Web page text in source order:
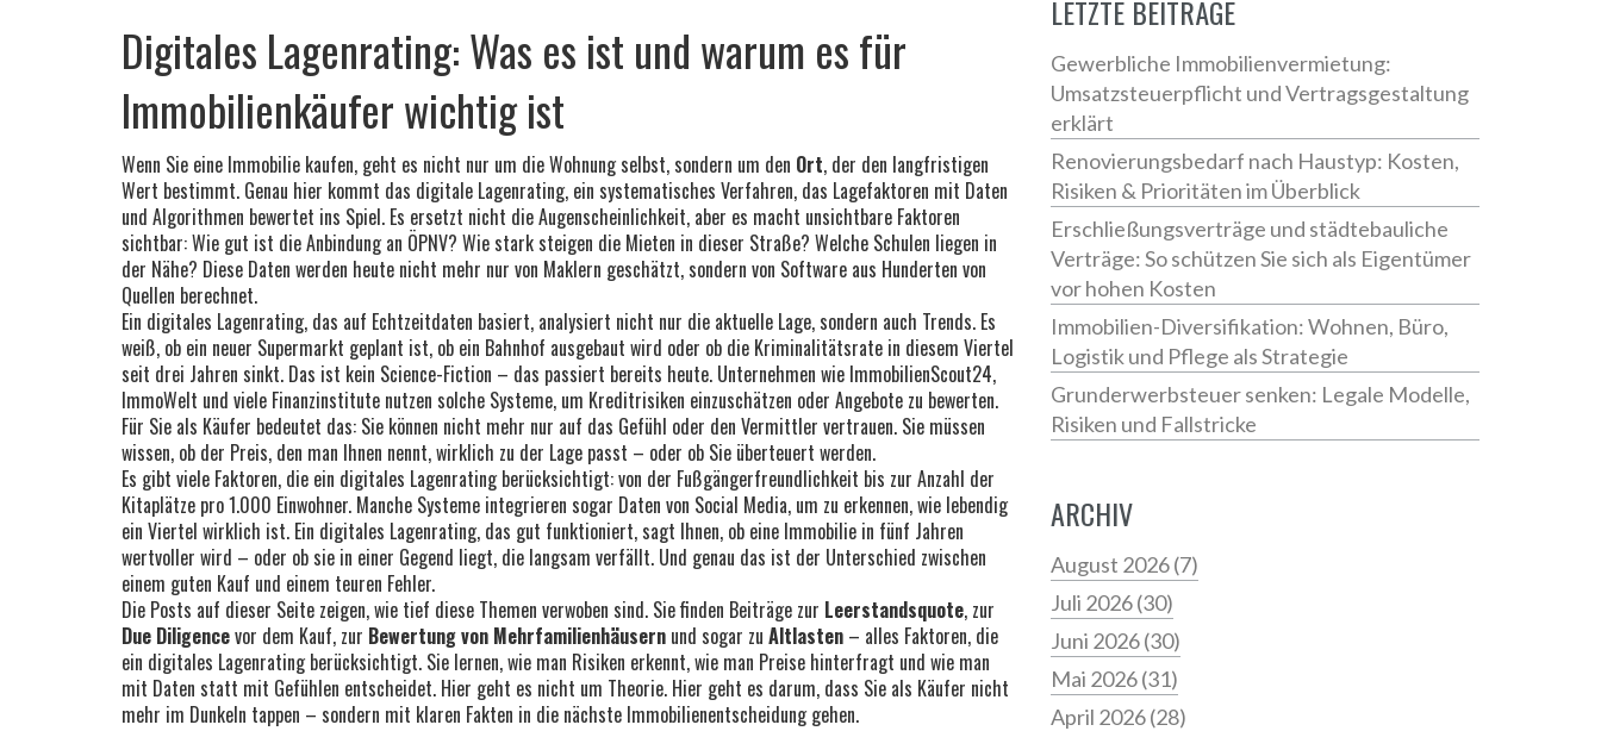
Digitales Lagenrating: Was es ist und warum es für
Immobilienkäufer wichtig ist
Wenn Sie eine Immobilie kaufen, geht es nicht nur um die Wohnung selbst, sondern um den Ort, der den langfristigen
Wert bestimmt. Genau hier kommt das digitale Lagenrating, ein systematisches Verfahren, das Lagefaktoren mit Daten
und Algorithmen bewertet ins Spiel. Es ersetzt nicht die Augenscheinlichkeit, aber es macht unsichtbare Faktoren
sichtbar: Wie gut ist die Anbindung an ÖPNV? Wie stark steigen die Mieten in dieser Straße? Welche Schulen liegen in
der Nähe? Diese Daten werden heute nicht mehr nur von Maklern geschätzt, sondern von Software aus Hunderten von
Quellen berechnet.
Ein digitales Lagenrating, das auf Echtzeitdaten basiert, analysiert nicht nur die aktuelle Lage, sondern auch Trends. Es
weiß, ob ein neuer Supermarkt geplant ist, ob ein Bahnhof ausgebaut wird oder ob die Kriminalitätsrate in diesem Viertel
seit drei Jahren sinkt. Das ist kein Science-Fiction – das passiert bereits heute. Unternehmen wie ImmobilienScout24,
ImmoWelt und viele Finanzinstitute nutzen solche Systeme, um Kreditrisiken einzuschätzen oder Angebote zu bewerten.
Für Sie als Käufer bedeutet das: Sie können nicht mehr nur auf das Gefühl oder den Vermittler vertrauen. Sie müssen
wissen, ob der Preis, den man Ihnen nennt, wirklich zu der Lage passt – oder ob Sie überteuert werden.
Es gibt viele Faktoren, die ein digitales Lagenrating berücksichtigt: von der Fußgängerfreundlichkeit bis zur Anzahl der
Kitaplätze pro 1.000 Einwohner. Manche Systeme integrieren sogar Daten von Social Media, um zu erkennen, wie lebendig
ein Viertel wirklich ist. Ein digitales Lagenrating, das gut funktioniert, sagt Ihnen, ob eine Immobilie in fünf Jahren
wertvoller wird – oder ob sie in einer Gegend liegt, die langsam verfällt. Und genau das ist der Unterschied zwischen
einem guten Kauf und einem teuren Fehler.
Die Posts auf dieser Seite zeigen, wie tief diese Themen verwoben sind. Sie finden Beiträge zur Leerstandsquote, zur
Due Diligencevor dem Kauf, zur Bewertung von Mehrfamilienhäusern und sogar zu Altlasten – alles Faktoren, die
ein digitales Lagenrating berücksichtigt. Sie lernen, wie man Risiken erkennt, wie man Preise hinterfragt und wie man
mit Daten statt mit Gefühlen entscheidet. Hier geht es nicht um Theorie. Hier geht es darum, dass Sie als Käufer nicht
mehr im Dunkeln tappen – sondern mit klaren Fakten in die nächste Immobilienentscheidung gehen.
LETZTE BEITRÄGE
Gewerbliche Immobilienvermietung:
Umsatzsteuerpflicht und Vertragsgestaltung
erklärt
Renovierungsbedarf nach Haustyp: Kosten,
Risiken & Prioritäten im Überblick
Erschließungsverträge und städtebauliche
Verträge: So schützen Sie sich als Eigentümer
vor hohen Kosten
Immobilien-Diversifikation: Wohnen, Büro,
Logistik und Pflege als Strategie
Grunderwerbsteuer senken: Legale Modelle,
Risiken und Fallstricke
ARCHIV
August 2026(7)
Juli 2026(30)
Juni 2026(30)
Mai 2026(31)
April 2026(28)